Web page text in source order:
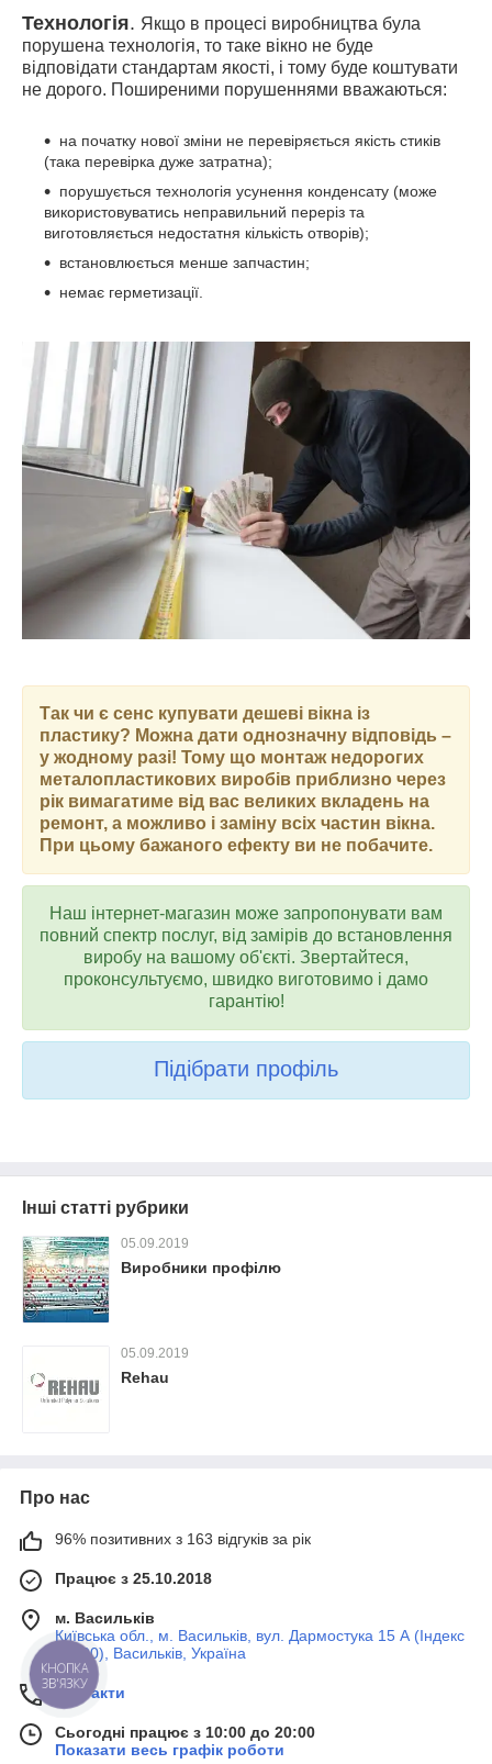
Технологія. Якщо в процесі виробництва була
порушена технологія, то таке вікно не буде
відповідати стандартам якості, і тому буде коштувати
не дорого. Поширеними порушеннями вважаються:
на початку нової зміни не перевіряється якість стиків
(така перевірка дуже затратна);
порушується технологія усунення конденсату (може
використовуватись неправильний переріз та
виготовляється недостатня кількість отворів);
встановлюється менше запчастин;
немає герметизації.
Так чи є сенс купувати дешеві вікна із
пластику? Можна дати однозначну відповідь –
у жодному разі! Тому що монтаж недорогих
металопластикових виробів приблизно через
рік вимагатиме від вас великих вкладень на
ремонт, а можливо і заміну всіх частин вікна.
При цьому бажаного ефекту ви не побачите.
Наш інтернет-магазин може запропонувати вам
повний спектр послуг, від замірів до встановлення
виробу на вашому об'єкті. Звертайтеся,
проконсультуємо, швидко виготовимо і дамо
гарантію!
Підібрати профіль
Інші статті рубрики
05.09.2019
Виробники профілю
05.09.2019
Rehau
Про нас
96% позитивних з 163 відгуків за рік
Працює з 25.10.2018
м. Васильків
Київська обл., м. Васильків, вул. Дармостука 15 А (Індекс
08600), Васильків, Україна
Контакти
Сьогодні працює з 10:00 до 20:00
Показати весь графік роботи